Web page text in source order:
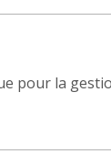
pour la